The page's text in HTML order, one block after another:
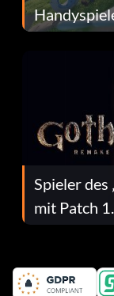
dafür.
Spieler des
mit Patch